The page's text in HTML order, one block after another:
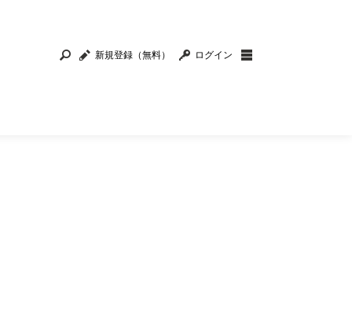
新規登録（無料） ログイン